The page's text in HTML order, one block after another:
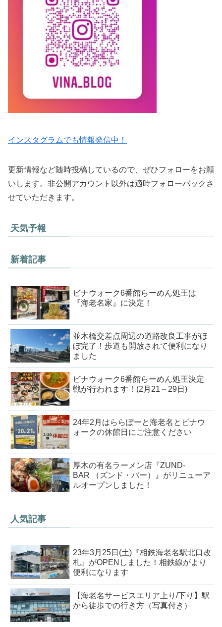
インスタグラムでも情報発信中！
更新情報など随時投稿しているので、ぜひフォローをお願
いします。非公開アカウント以外は適時フォローバックさ
せていただきます。
天気予報
新着記事
ビナウォーク6番館らーめん処王は
『海老名家』に決定！
並木橋交差点周辺の道路改良工事がほ
ぼ完了！歩道も開放されて便利になり
ました
ビナウォーク6番館らーめん処王決定
戦が行われます！(2月21～29日)
24年2月はららぽーと海老名とビナウ
ォークの休館日にご注意ください
厚木の有名ラーメン店『ZUND-
BAR （ズンド・バー）』がリニューア
ルオープンしました！
人気記事
23年3月25日(土)『相鉄海老名駅北口改
札』がOPENしました！相鉄線がより
便利になります
【海老名サービスエリア上り/下り】駅
から徒歩での行き方（写真付き）